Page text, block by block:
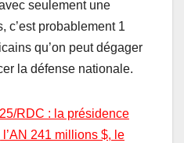
seulement une
c’est probablement 1
qu’on peut dégager
la défense nationale.
RDC : la présidence
241 millions $, le